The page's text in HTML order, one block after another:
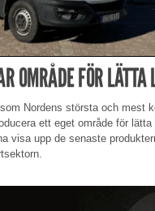
OMRÅDE FÖR
Nordens största och mest
ett eget område för
visa upp de senaste